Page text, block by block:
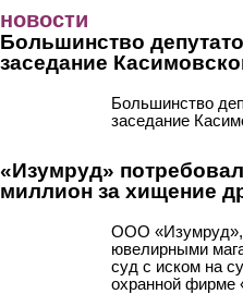
новости
Большинство
заседание
Большинство
заседание
«Изумруд»
миллион за хищение
ООО
ювелирными
суд с иском на
охранной фирме